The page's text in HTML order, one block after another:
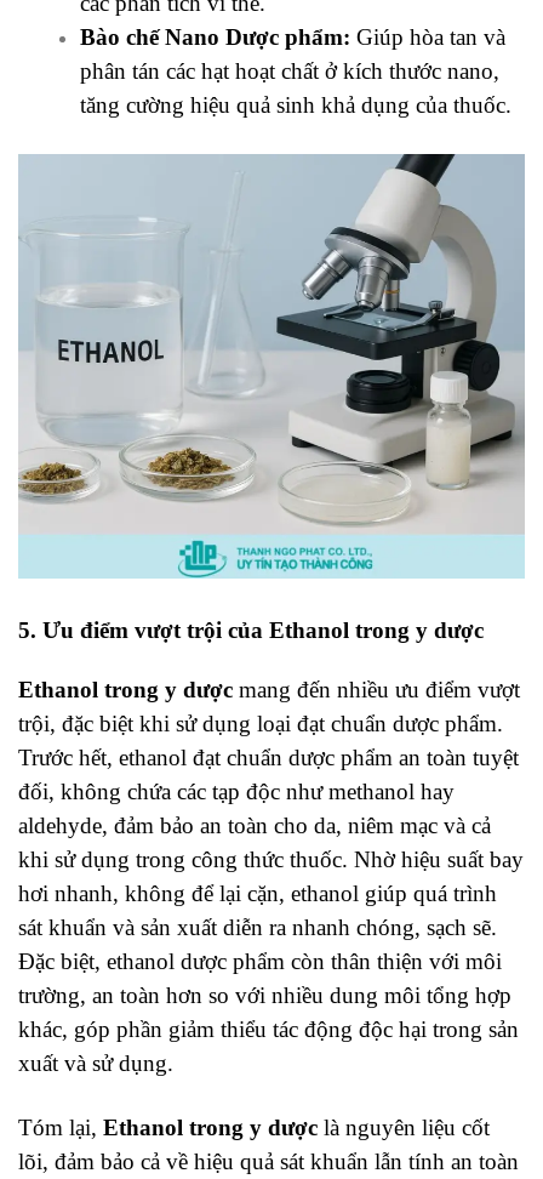
Bào chế Nano Dược phẩm: Giúp hòa tan và
phân tán các hạt hoạt chất ở kích thước nano,
tăng cường hiệu quả sinh khả dụng của thuốc.
5. Ưu điểm vượt trội của Ethanol trong y dược
Ethanol trong y dược mang đến nhiều ưu điểm vượt
trội, đặc biệt khi sử dụng loại đạt chuẩn dược phẩm.
Trước hết, ethanol đạt chuẩn dược phẩm an toàn tuyệt
đối, không chứa các tạp độc như methanol hay
aldehyde, đảm bảo an toàn cho da, niêm mạc và cả
khi sử dụng trong công thức thuốc. Nhờ hiệu suất bay
hơi nhanh, không để lại cặn, ethanol giúp quá trình
sát khuẩn và sản xuất diễn ra nhanh chóng, sạch sẽ.
Đặc biệt, ethanol dược phẩm còn thân thiện với môi
trường, an toàn hơn so với nhiều dung môi tổng hợp
khác, góp phần giảm thiểu tác động độc hại trong sản
xuất và sử dụng.
Tóm lại, Ethanol trong y dược là nguyên liệu cốt
lõi, đảm bảo cả về hiệu quả sát khuẩn lẫn tính an toàn